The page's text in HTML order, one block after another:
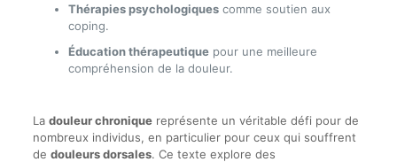
Thérapies psychologiquescomme soutien aux
coping.
Éducation thérapeutiquepour une meilleure
compréhension de la douleur.
La douleur chroniquereprésente un véritable défi pour de
nombreux individus, en particulier pour ceux qui souffrent
de douleurs dorsales. Ce texte explore des